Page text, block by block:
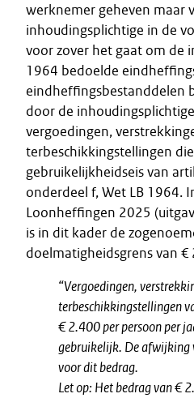
werknemer geheven maar
inhoudingsplichtige in de
voor zover het gaat om de
1964 bedoelde
eindheffingsbestanddelen
door de
vergoedingen,
terbeschikkingstellingen
gebruikelijkheidseis van
onderdeel f, Wet LB 1964.
Loonheffingen 2025
is in dit kader de
doelmatigheidsgrens van
“Vergoedingen,
terbeschikkingstellingen
€ 2.400 per persoon per
gebruikelijk. De afwijking
voor dit bedrag.
Let op: Het bedrag van €